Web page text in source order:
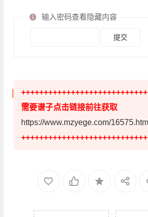
输入密码查看隐藏内容
++++++++++++++++++++++++++++
需要谱子点击链接前往获取
https://www.mzyege.com/16575.html
++++++++++++++++++++++++++++